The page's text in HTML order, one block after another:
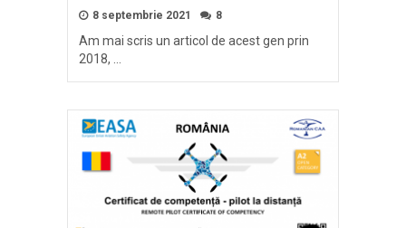
8 septembrie 2021 8
Am mai scris un articol de acest gen prin
2018, …